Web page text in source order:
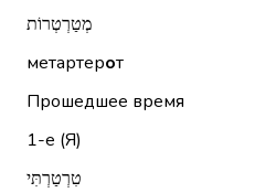
מְטַרְטְרוֹת
метартерот
Прошедшее время
1-е (Я)
טִרְטַרְתִּי